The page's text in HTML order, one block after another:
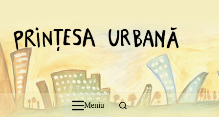
Meniu